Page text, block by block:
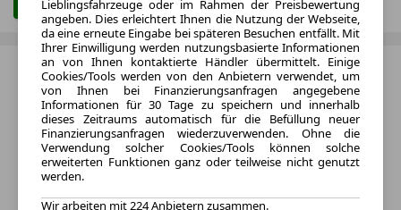
Lieblingsfahrzeuge oder im Rahmen der Preisbewertung
angeben. Dies erleichtert Ihnen die Nutzung der Webseite,
da eine erneute Eingabe bei späteren Besuchen entfällt. Mit
Ihrer Einwilligung werden nutzungsbasierte Informationen
an von Ihnen kontaktierte Händler übermittelt. Einige
Cookies/Tools werden von den Anbietern verwendet, um
von Ihnen bei Finanzierungsanfragen angegebene
Informationen für 30 Tage zu speichern und innerhalb
dieses Zeitraums automatisch für die Befüllung neuer
Finanzierungsanfragen wiederzuverwenden. Ohne die
Verwendung solcher Cookies/Tools können solche
erweiterten Funktionen ganz oder teilweise nicht genutzt
werden.
Wir arbeiten mit 224 Anbietern zusammen.